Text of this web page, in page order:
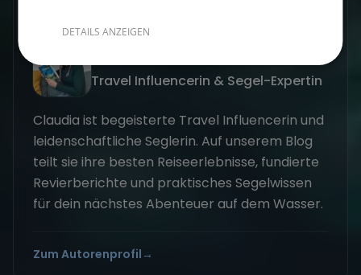
Travel Influencerin & Segel-Expertin
Claudia ist begeisterte Travel Influencerin und
leidenschaftliche Seglerin. Auf unserem Blog
teilt sie ihre besten Reiseerlebnisse, fundierte
Revierberichte und praktisches Segelwissen
für dein nächstes Abenteuer auf dem Wasser.
Zum Autorenprofil →
DETAILS ANZEIGEN